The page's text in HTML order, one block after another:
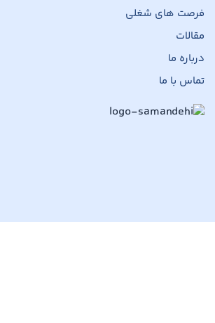
فرصت های شغلی
مقالات
درباره ما
تماس با ما